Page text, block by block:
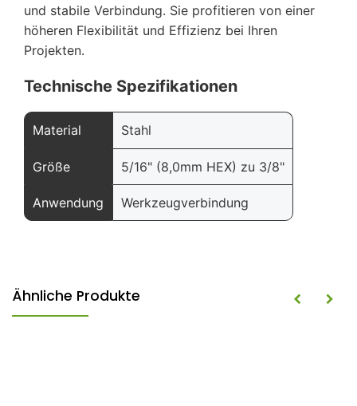
und stabile Verbindung. Sie profitieren von einer
höheren Flexibilität und Effizienz bei Ihren
Projekten.
Technische Spezifikationen
Material Stahl
Größe 5/16" (8,0mm HEX) zu 3/8"
Anwendung Werkzeugverbindung
Ähnliche Produkte